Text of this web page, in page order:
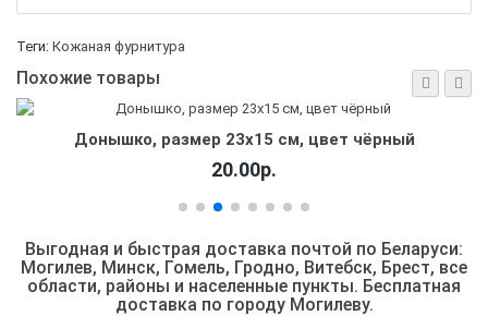
Теги: Кожаная фурнитура
Похожие товары
Донышко, размер 22х10 см, цвет сепиа
Выгодная и быстрая доставка почтой по Беларуси:
Могилев, Минск, Гомель, Гродно, Витебск, Брест, все
области, районы и населенные пункты. Бесплатная
доставка по городу Могилеву.